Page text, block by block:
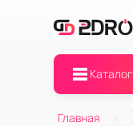
Каталог
Главная